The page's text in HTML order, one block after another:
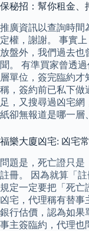
保秘招：幫你租金、
推廣資訊以查詢時間
定權，謝謝。 事實
放盤外，我們過去也
聞。 有準買家曾透
層單位，簽完臨約才
稱，簽約前已私下做
足，又搜尋過凶宅網
紙卻無報道是哪一層
福樂大廈凶宅: 凶宅
問題是，死亡證只是
註冊。 因為就算「
規定一定要把「死亡
凶宅，代理稱有替事
銀行估價，認為如果
事主簽臨約，代理也